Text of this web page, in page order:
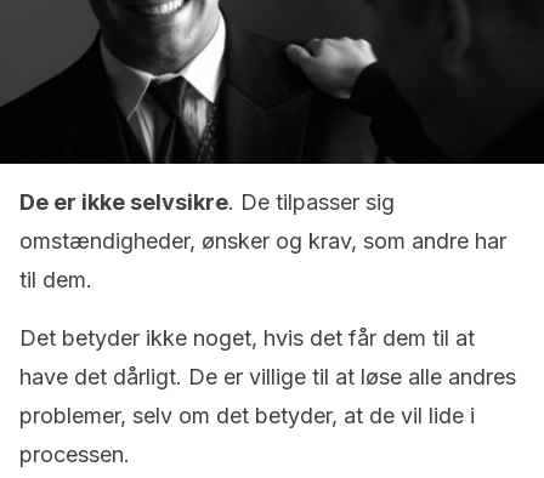
De er ikke selvsikre. De tilpasser sig
omstændigheder, ønsker og krav, som andre har
til dem.
Det betyder ikke noget, hvis det får dem til at
have det dårligt. De er villige til at løse alle andres
problemer, selv om det betyder, at de vil lide i
processen.